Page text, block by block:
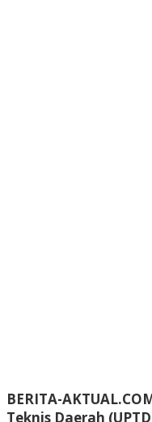
BERITA-
Teknis Daerah